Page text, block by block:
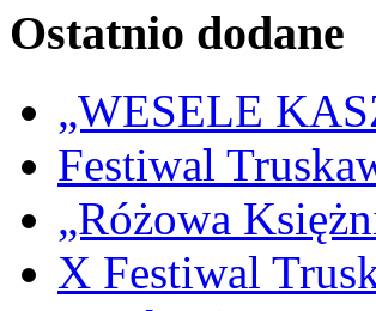
Ostatnio dodane
„WESELE
Festiwal
„Różowa
X Festiwal